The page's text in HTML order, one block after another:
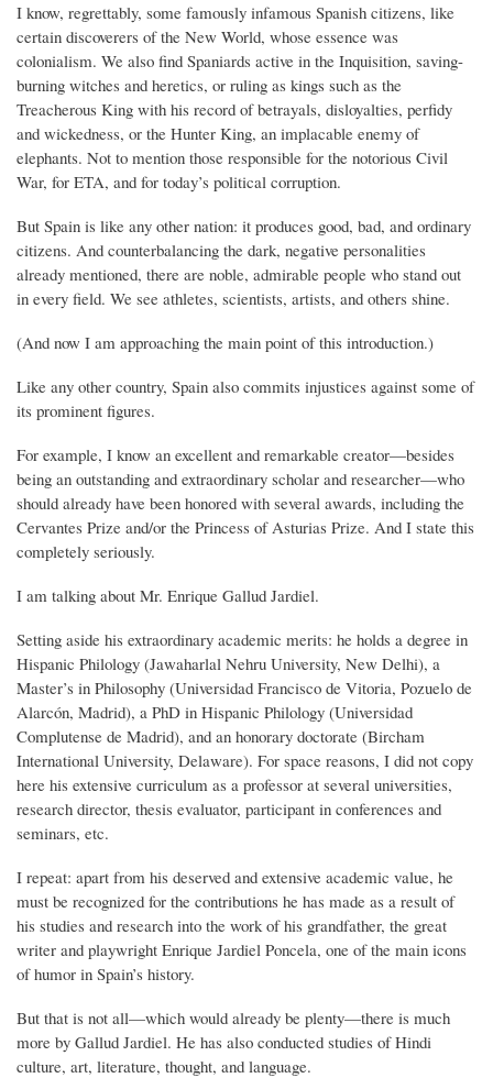
I know, regrettably, some famously infamous Spanish citizens, like
certain discoverers of the New World, whose essence was
colonialism. We also find Spaniards active in the Inquisition, saving-
burning witches and heretics, or ruling as kings such as the
Treacherous King with his record of betrayals, disloyalties, perfidy
and wickedness, or the Hunter King, an implacable enemy of
elephants. Not to mention those responsible for the notorious Civil
War, for ETA, and for today’s political corruption.
But Spain is like any other nation: it produces good, bad, and ordinary
citizens. And counterbalancing the dark, negative personalities
already mentioned, there are noble, admirable people who stand out
in every field. We see athletes, scientists, artists, and others shine.
(And now I am approaching the main point of this introduction.)
Like any other country, Spain also commits injustices against some of
its prominent figures.
For example, I know an excellent and remarkable creator—besides
being an outstanding and extraordinary scholar and researcher—who
should already have been honored with several awards, including the
Cervantes Prize and/or the Princess of Asturias Prize. And I state this
completely seriously.
I am talking about Mr. Enrique Gallud Jardiel.
Setting aside his extraordinary academic merits: he holds a degree in
Hispanic Philology (Jawaharlal Nehru University, New Delhi), a
Master’s in Philosophy (Universidad Francisco de Vitoria, Pozuelo de
Alarcón, Madrid), a PhD in Hispanic Philology (Universidad
Complutense de Madrid), and an honorary doctorate (Bircham
International University, Delaware). For space reasons, I did not copy
here his extensive curriculum as a professor at several universities,
research director, thesis evaluator, participant in conferences and
seminars, etc.
I repeat: apart from his deserved and extensive academic value, he
must be recognized for the contributions he has made as a result of
his studies and research into the work of his grandfather, the great
writer and playwright Enrique Jardiel Poncela, one of the main icons
of humor in Spain’s history.
But that is not all—which would already be plenty—there is much
more by Gallud Jardiel. He has also conducted studies of Hindi
culture, art, literature, thought, and language.